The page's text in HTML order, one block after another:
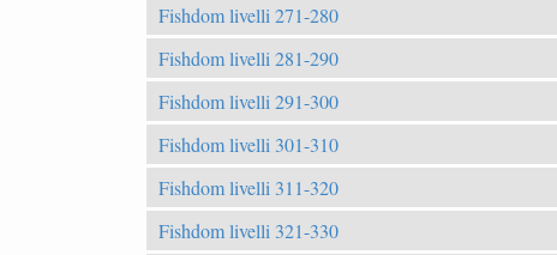
Fishdom livelli 271-280
Fishdom livelli 281-290
Fishdom livelli 291-300
Fishdom livelli 301-310
Fishdom livelli 311-320
Fishdom livelli 321-330